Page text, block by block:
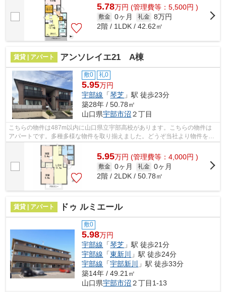
5.78万円 (管理費等：5,500円 )
敷金 0ヶ月 礼金 8万円
2階 / 1LDK / 42.62㎡
賃貸 | アパート アンソレイエ21 A棟
敷0 礼0
5.95万円
宇部線 「琴芝 」駅 徒歩23分
築28年 / 50.78㎡
山口県宇部市沼 ２丁目
こちらの物件は487m以内に山口県立宇部高校があります。こちらの物件は
アパートです。多種多様な物件を取り揃えました。どうぞ当社より物件をお
選び下さい。スタッフ一同全力でお手伝...
5.95万円 (管理費等：4,000円 )
敷金 0ヶ月 礼金 0ヶ月
2階 / 2LDK / 50.78㎡
賃貸 | アパート ドゥ ルミエール
敷0
5.98万円
宇部線 「琴芝 」駅 徒歩21分
宇部線 「東新川 」駅 徒歩24分
宇部線 「宇部新川 」駅 徒歩33分
築14年 / 49.21㎡
山口県宇部市沼 ２丁目1-13